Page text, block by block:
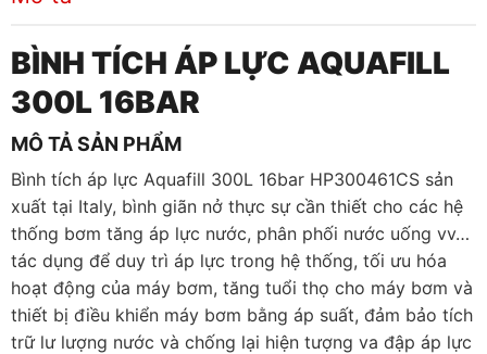
BÌNH TÍCH ÁP LỰC AQUAFILL
300L 16BAR
MÔ TẢ SẢN PHẨM
Bình tích áp lực Aquafill 300L 16bar HP300461CS sản
xuất tại Italy, bình giãn nở thực sự cần thiết cho các hệ
thống bơm tăng áp lực nước, phân phối nước uống vv…
tác dụng để duy trì áp lực trong hệ thống, tối ưu hóa
hoạt động của máy bơm, tăng tuổi thọ cho máy bơm và
thiết bị điều khiển máy bơm bằng áp suất, đảm bảo tích
trữ lư lượng nước và chống lại hiện tượng va đập áp lực